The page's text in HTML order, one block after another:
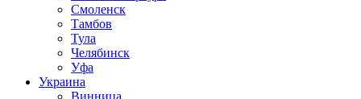
Смоленск
Тамбов
Тула
Челябинск
Уфа
Украина
Винница